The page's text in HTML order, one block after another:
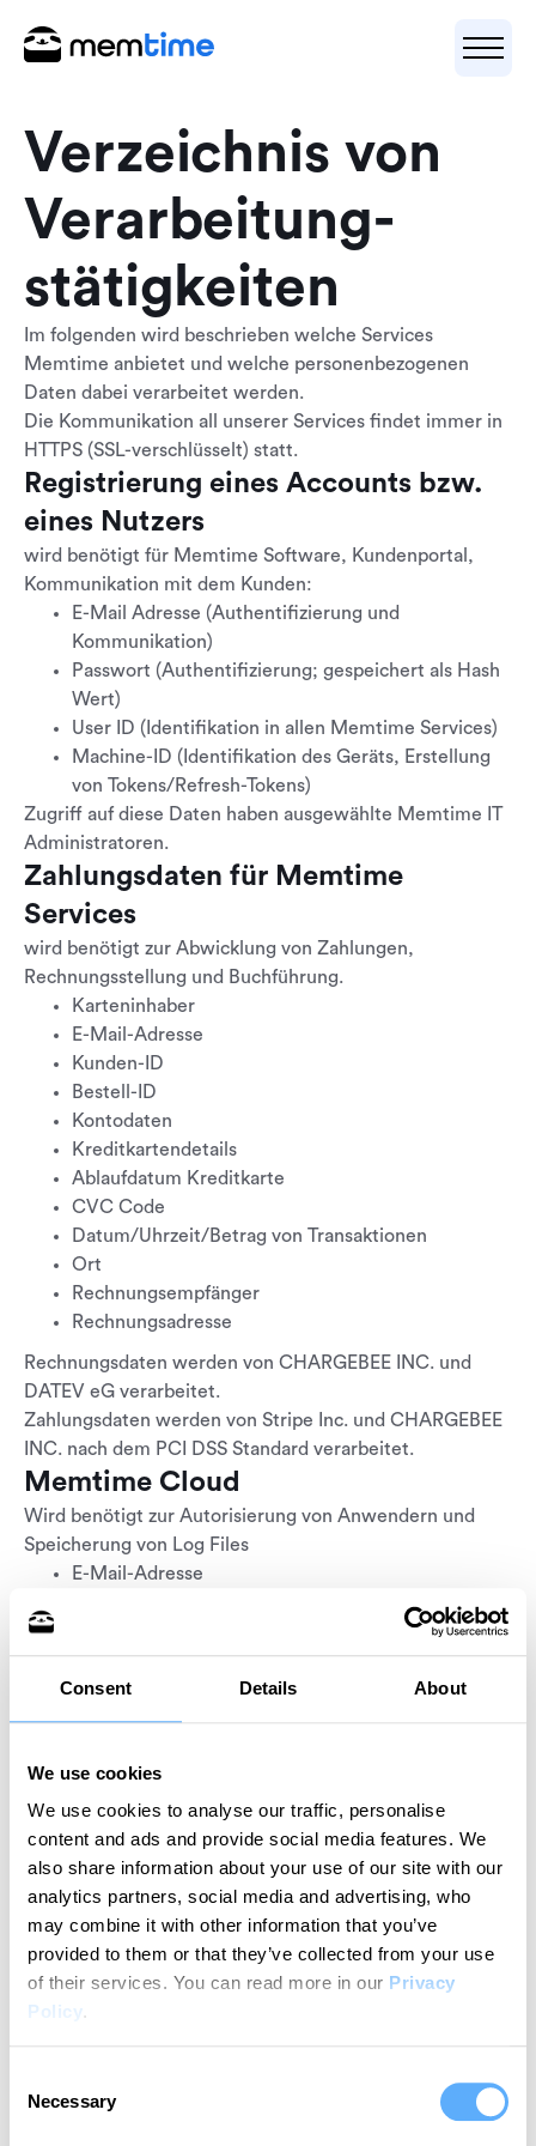
Consent Details About
We use cookies
We use cookies to analyse our traffic, personalise
content and ads and provide social media features. We
also share information about your use of our site with our
analytics partners, social media and advertising, who
may combine it with other information that you’ve
provided to them or that they’ve collected from your use
of their services. You can read more in our Privacy
Policy.
Selection
Necessary
Verzeichnis von
Verarbeitung­
stätigkeiten
Im folgenden wird beschrieben welche Services
Memtime anbietet und welche personenbezogenen
Daten dabei verarbeitet werden.
Die Kommunikation all unserer Services findet immer in
HTTPS (SSL-verschlüsselt) statt.
Registrierung eines Accounts bzw.
eines Nutzers
wird benötigt für Memtime Software, Kundenportal,
Kommunikation mit dem Kunden:
E-Mail Adresse (Authentifizierung und
Kommunikation)
Passwort (Authentifizierung; gespeichert als Hash
Wert)
User ID (Identifikation in allen Memtime Services)
Machine-ID (Identifikation des Geräts, Erstellung
von Tokens/Refresh-Tokens)
Zugriff auf diese Daten haben ausgewählte Memtime IT
Administratoren.
Zahlungsdaten für Memtime
Services
wird benötigt zur Abwicklung von Zahlungen,
Rechnungsstellung und Buchführung.
Karteninhaber
E-Mail-Adresse
Kunden-ID
Bestell-ID
Kontodaten
Kreditkartendetails
Ablaufdatum Kreditkarte
CVC Code
Datum/Uhrzeit/Betrag von Transaktionen
Ort
Rechnungsempfänger
Rechnungsadresse
Rechnungsdaten werden von CHARGEBEE INC. und
DATEV eG verarbeitet.
Zahlungsdaten werden von Stripe Inc. und CHARGEBEE
INC. nach dem PCI DSS Standard verarbeitet.
Memtime Cloud
Wird benötigt zur Autorisierung von Anwendern und
Speicherung von Log Files
E-Mail-Adresse
Refresh Token
Chargebee Subscription-ID (Zur Abfrage ob eine
gültige Memtime-Nutzerlizenz vorliegt)
Memtime Software (enthalten keine
personenbezogenen Daten)
Memtime Connected Apps
wird benötigt wenn der Anwender Daten mit anderen
Softwareanbietern austauschen möchte.
Zugangsdaten zu externen Anbietern und von externen
Anbietern importierte Daten werden grundsätzlich nur
auf dem jeweiligen Gerät des Anwenders gespeichert.
Anbindung an diese Systeme benötigt in der Regel die
Memtime Middleware in der Memtime Cloud, zum